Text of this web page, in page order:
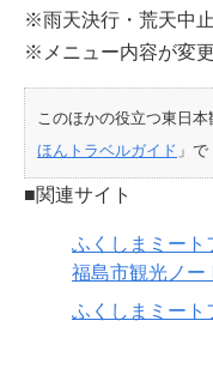
※雨天決行・荒天中止
※メニュー内容が変
このほかの役立つ東日
ほんトラベルガイド 」で
■関連サイト
ふくしまミート
福島市観光ノー
ふくしまミート